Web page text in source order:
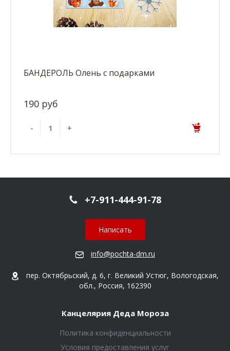
БАНДЕРОЛЬ Олень с подарками
190 руб
- +
+7-911-444-91-78
Написать
info@pochta-dm.ru
пер. Октябрьский, д. 6, г. Великий Устюг, Вологодская,
обл., Россия, 162390
Канцелярия Деда Мороза
Политика конфиденциальности
Условия предоставления услуг